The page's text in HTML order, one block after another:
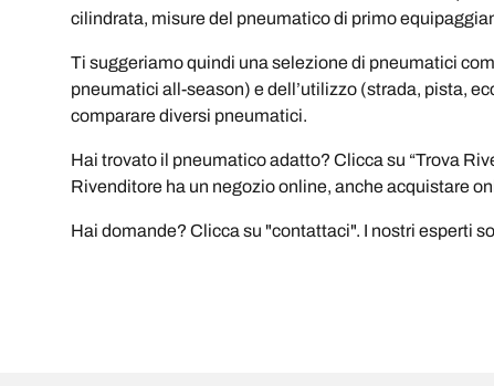
cilindrata, misure del pneumatico di primo
Ti suggeriamo quindi una selezione di pneumatici
pneumatici all-season) e dell’utilizzo (strada, pista,
comparare diversi pneumatici.
Hai trovato il pneumatico adatto? Clicca su “Trova
Rivenditore ha un negozio online, anche acquistare
Hai domande? Clicca su "contattaci". I nostri esperti